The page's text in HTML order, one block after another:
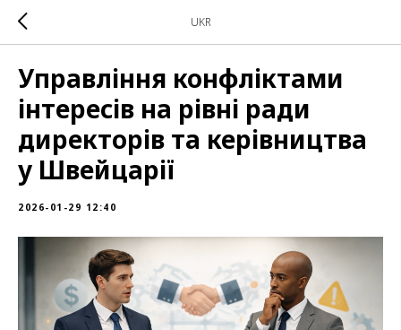
UKR
Управління конфліктами
інтересів на рівні ради
директорів та керівництва
у Швейцарії
2026-01-29 12:40